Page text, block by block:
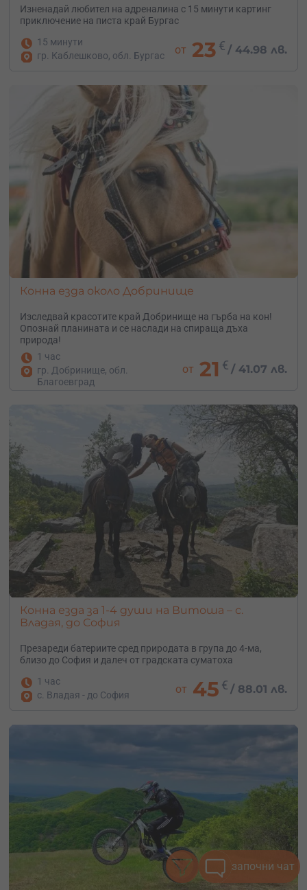
Изненадай любител на адреналина с 15 минути картинг
приключение на писта край Бургас
15 минути
гр. Каблешково, обл. Бургас
от 23 € /44.98 лв.
Конна езда около Добринище
Изследвай красотите край Добринище на гърба на кон!
Опознай планината и се наслади на спираща дъха
природа!
1 час
гр. Добринище, обл.
Благоевград
от 21 € /41.07 лв.
Конна езда за 1-4 души на Витоша – с.
Владая, до София
Презареди батериите сред природата в група до 4-ма,
близо до София и далеч от градската суматоха
1 час
с. Владая - до София
от 45 € / 88.01 лв.
започни чат